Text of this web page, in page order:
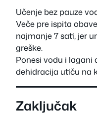
Učenje bez pauze
Veče pre ispita
najmanje 7 sati, jer
greške.
Ponesi vodu i lagani
dehidracija utiču na
Zaključak